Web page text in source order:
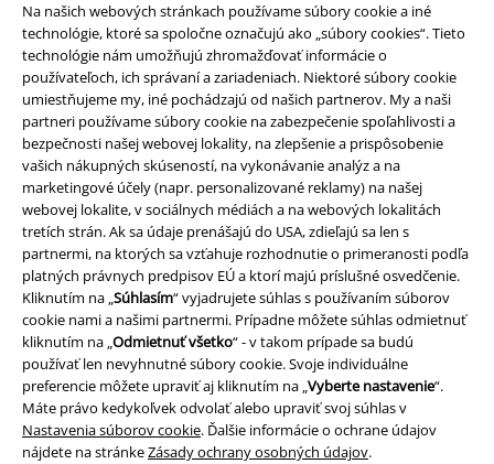
Na našich webových stránkach používame súbory cookie a iné
technológie, ktoré sa spoločne označujú ako „súbory cookies“. Tieto
technológie nám umožňujú zhromažďovať informácie o
používateľoch, ich správaní a zariadeniach. Niektoré súbory cookie
umiestňujeme my, iné pochádzajú od našich partnerov. My a naši
partneri používame súbory cookie na zabezpečenie spoľahlivosti a
bezpečnosti našej webovej lokality, na zlepšenie a prispôsobenie
vašich nákupných skúseností, na vykonávanie analýz a na
marketingové účely (napr. personalizované reklamy) na našej
webovej lokalite, v sociálnych médiách a na webových lokalitách
tretích strán. Ak sa údaje prenášajú do USA, zdieľajú sa len s
partnermi, na ktorých sa vzťahuje rozhodnutie o primeranosti podľa
platných právnych predpisov EÚ a ktorí majú príslušné osvedčenie.
Kliknutím na „Súhlasím“ vyjadrujete súhlas s používaním súborov
cookie nami a našimi partnermi. Prípadne môžete súhlas odmietnuť
kliknutím na „Odmietnuť všetko“ - v takom prípade sa budú
používať len nevyhnutné súbory cookie. Svoje individuálne
preferencie môžete upraviť aj kliknutím na „Vyberte nastavenie“.
Máte právo kedykoľvek odvolať alebo upraviť svoj súhlas v
Nastavenia súborov cookie. Ďalšie informácie o ochrane údajov
nájdete na stránkeZásady ochrany osobných údajov.
Staňte sa súčasťou komunity!
Spôsoby platby
Bankový prevod